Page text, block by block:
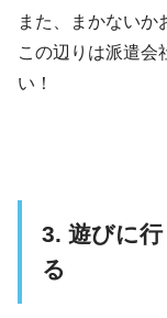
また、まかないか
この辺りは派遣会
い！
3. 遊びに
る